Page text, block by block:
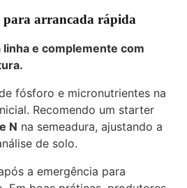
para arrancada rápida
e complemente com
fósforo e micronutrientes na
Recomendo um starter
N na semeadura, ajustando a
de solo.
a emergência para